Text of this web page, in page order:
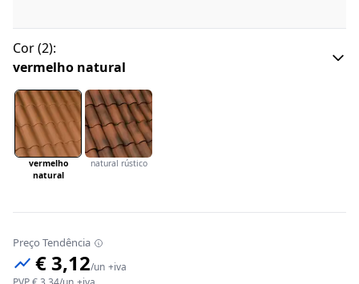
Cor(2):
vermelho natural
vermelho
natural
natural rústico
Preço Tendência
€ 3,12/un +iva